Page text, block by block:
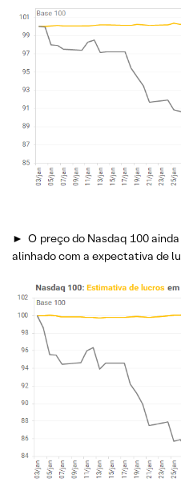
► O preço do Nasdaq 100
alinhado com a expectativa de